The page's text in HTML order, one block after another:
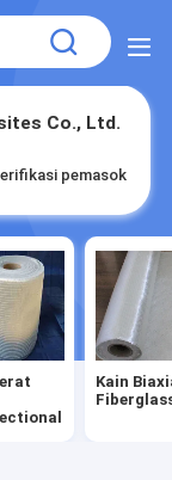
Co., Ltd.
pemasok
Kain